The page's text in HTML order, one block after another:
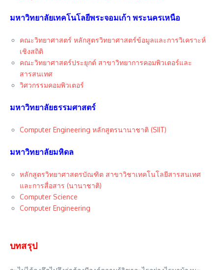
มหาวิทยาลัยเทคโนโลยีพระจอมเก้า พระนครเหนือ
คณะวิทยาศาสตร์ หลักสูตรวิทยาศาสตร์ข้อมูลและการวิเคราะห์
เชิงสถิติ
คณะวิทยาศาสตร์ประยุกต์ สาขาวิทยาการคอมพิวเตอร์และ
สารสนเทศ
วิศวกรรมคอมพิวเตอร์
มหาวิทยาลัยธรรมศาสตร์
Computer Engineering หลักสูตรนานาชาติ (SIIT)
มหาวิทยาลัยมหิดล
หลักสูตรวิทยาศาสตรบัณฑิต สาขาวิชาเทคโนโลยีสารสนเทศ
และการสื่อสาร (นานาชาติ)
Computer Science
Computer Engineering
บทสรุป